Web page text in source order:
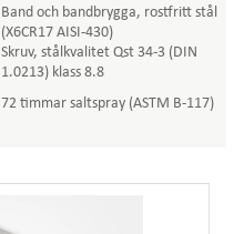
Band och bandbrygga, rostfritt stål
(X6CR17 AISI-430)
Skruv, stålkvalitet Qst 34-3 (DIN
1.0213) klass 8.8
72 timmar saltspray (ASTM B-117)